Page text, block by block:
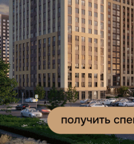
Подписывайтесь на наш канал в
курсе главных новостей